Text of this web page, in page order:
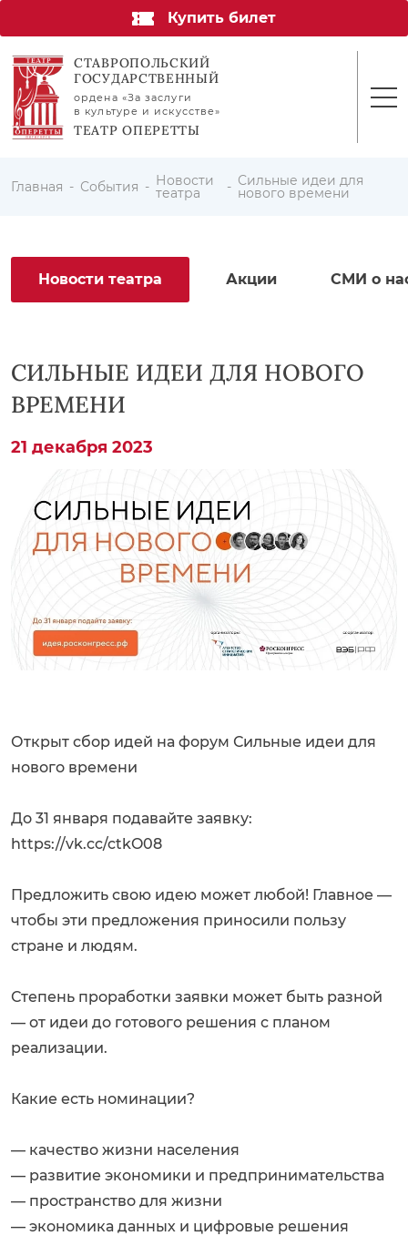
Купить билет
СТАВРОПОЛЬСКИЙ
ГОСУДАРСТВЕННЫЙ
ордена «За заслуги
в культуре и искусстве»
ТЕАТР ОПЕРЕТТЫ
Главная События Новости
театра
Сильные идеи для
нового времени
Новости театра Акции СМИ о
СИЛЬНЫЕ ИДЕИ ДЛЯ НОВОГО
ВРЕМЕНИ
21 декабря 2023
Открыт сбор идей на форум Сильные идеи для
нового времени
До 31 января подавайте заявку:
https://vk.cc/ctkO08
Предложить свою идею может любой! Главное —
чтобы эти предложения приносили пользу
стране и людям.
Степень проработки заявки может быть разной
— от идеи до готового решения с планом
реализации.
Какие есть номинации?
— качество жизни населения
— развитие экономики и предпринимательства
— пространство для жизни
— экономика данных и цифровые решения